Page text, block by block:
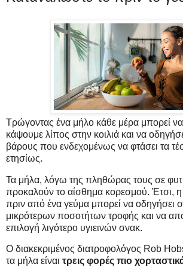
Τρώγοντας ένα μήλο κάθε μέρα μπορεί
κάψουμε λίπος στην κοιλιά και να
βάρους που ενδεχομένως να φτάσει τα
ετησίως.
Τα μήλα, λόγω της πληθώρας τους σε
προκαλούν το αίσθημα κορεσμού. Έτσι,
πριν από ένα γεύμα μπορεί να οδηγήσει
μικρότερων ποσοτήτων τροφής και να
επιλογή λιγότερο υγιεινών σνακ.
Ο διακεκριμένος διατροφολόγος Rob
τα μήλα είναι τρεις φορές πιο